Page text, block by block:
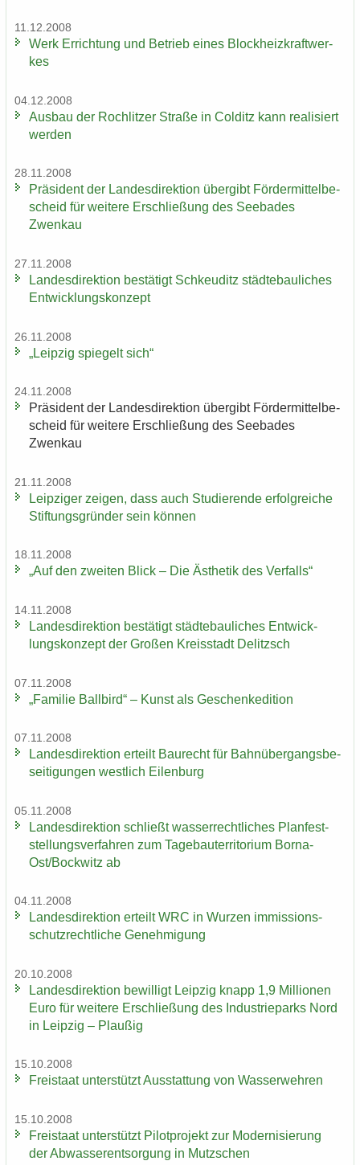
11.12.2008
Werk Er­rich­tung und Be­trieb eines Block­heiz­kraft­wer­
kes
04.12.2008
Aus­bau der Roch­lit­zer Stra­ße in Col­ditz kann rea­li­siert
wer­den
28.11.2008
Prä­si­dent der Lan­des­di­rek­ti­on über­gibt För­der­mit­tel­be­
scheid für wei­te­re Er­schlie­ßung des See­ba­des
Zwenkau
27.11.2008
Lan­des­di­rek­ti­on be­stä­tigt Schkeu­ditz städ­te­bau­li­ches
Ent­wick­lungs­kon­zept
26.11.2008
„Leip­zig spie­gelt sich“
24.11.2008
Prä­si­dent der Lan­des­di­rek­ti­on über­gibt För­der­mit­tel­be­
scheid für wei­te­re Er­schlie­ßung des See­ba­des
Zwenkau
21.11.2008
Leip­zi­ger zei­gen, dass auch Stu­die­ren­de er­folg­rei­che
Stif­tungs­grün­der sein kön­nen
18.11.2008
„Auf den zwei­ten Blick – Die Äs­the­tik des Ver­falls“
14.11.2008
Lan­des­di­rek­ti­on be­stä­tigt städ­te­bau­li­ches Ent­wick­
lungs­kon­zept der Gro­ßen Kreis­stadt De­litzsch
07.11.2008
„Fa­mi­lie Ball­bird“ – Kunst als Ge­schen­ke­di­ti­on
07.11.2008
Lan­des­di­rek­ti­on er­teilt Bau­recht für Bahn­über­gangs­be­
sei­ti­gun­gen west­lich Ei­len­burg
05.11.2008
Lan­des­di­rek­ti­on schließt was­ser­recht­li­ches Plan­fest­
stel­lungs­ver­fah­ren zum Ta­ge­bau­ter­ri­to­ri­um Borna-​
Ost/Bock­witz ab
04.11.2008
Lan­des­di­rek­ti­on er­teilt WRC in Wur­zen im­mis­si­ons­
schutz­recht­li­che Ge­neh­mi­gung
20.10.2008
Lan­des­di­rek­ti­on be­wil­ligt Leip­zig knapp 1,9 Mil­lio­nen
Euro für wei­te­re Er­schlie­ßung des In­dus­trie­parks Nord
in Leip­zig – Plau­ßig
15.10.2008
Frei­staat un­ter­stützt Aus­stat­tung von Was­ser­weh­ren
15.10.2008
Frei­staat un­ter­stützt Pi­lot­pro­jekt zur Mo­der­ni­sie­rung
der Ab­was­ser­ent­sor­gung in Mutz­schen